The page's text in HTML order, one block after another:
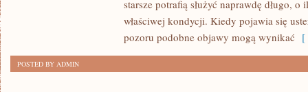
PRODUCTIVITY
starsze potrafią służyć naprawdę długo, o
właściwej kondycji. Kiedy pojawia się
pozoru podobne objawy mogą wynikać [
POSTED BY ADMIN